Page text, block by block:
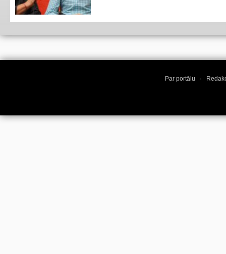
Par portālu ·